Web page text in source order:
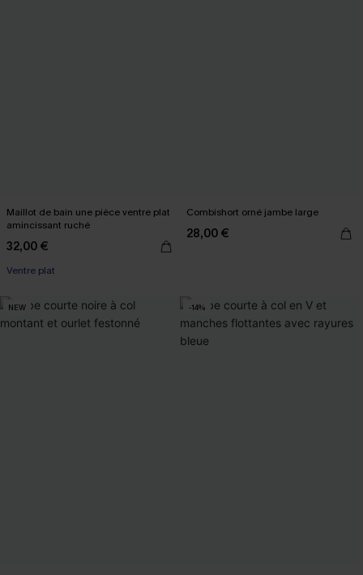
Maillot de bain une pièce ventre plat
amincissant ruché
32,00 €
Ventre plat
Combishort orné jambe large
28,00 €
NEW -14%